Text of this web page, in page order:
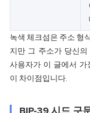
녹색 체크섬은 주소 형
지만 그 주소가 당신
사용자가 이 글에서
이 차이점입니다.